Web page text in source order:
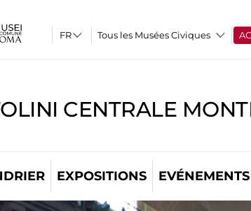
Tous les Musées Civiques
CENTRALE
EXPOSITIONS EVÉNEMENTS